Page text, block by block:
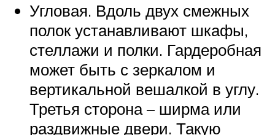
Угловая. Вдоль двух смежных
полок устанавливают шкафы,
стеллажи и полки. Гардеробная
может быть с зеркалом и
вертикальной вешалкой в углу.
Третья сторона – ширма или
раздвижные двери. Такую